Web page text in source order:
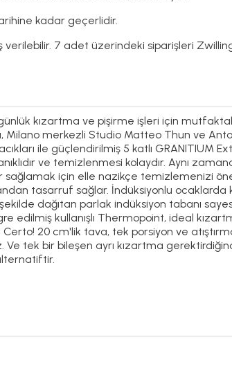
kadar geçerlidir.
7 adet üzerindeki siparişleri Zwilling
kızartma ve pişirme işleri için
Milano merkezli Studio Matteo Thun ve
ile güçlendirilmiş 5 katlı GRANITIUM
ve temizlenmesi kolaydır. Aynı
sağlamak için elle nazikçe temizlemenizi
tasarruf sağlar. İndüksiyonlu ocaklarda
şekilde dağıtan parlak indüksiyon tabanı
kullanışlı Thermopoint, ideal
Certo! 20 cm'lik tava, tek porsiyon ve
Ve tek bir bileşen ayrı kızartma